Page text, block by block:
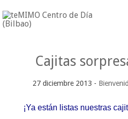
Cajitas
27 diciembre 2013 -
¡Ya están listas nuestras